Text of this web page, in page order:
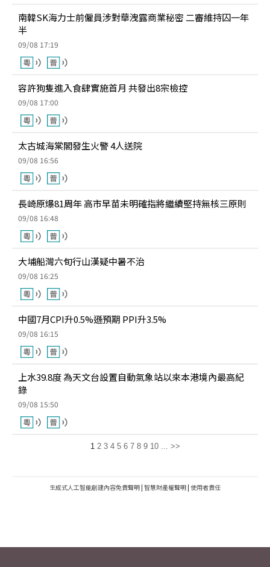
南韓SK海力士前僱員涉對華洩露商業秘密 二審維持囚一年
半
09/08 17:19
容許狗隻進入食肆實施首月 共發出8宗檢控
09/08 17:00
太古城海棠閣發生火警 4人送院
09/08 16:56
長崎原爆81周年 高市早苗未明確指將繼續堅持無核三原則
09/08 16:48
大埔船灣六旬行山漢疑中暑不治
09/08 16:25
中國7月CPI升0.5%遜預期 PPI升3.5%
09/08 16:15
上水39.8度 為天文台設置自動氣象站以來本港境內最高紀
錄
09/08 15:50
1 2 3 4 5 6 7 8 9 10 ... >>
生成式人工智能創建內容免責聲明 | 智慧財產權聲明 | 使用者責任